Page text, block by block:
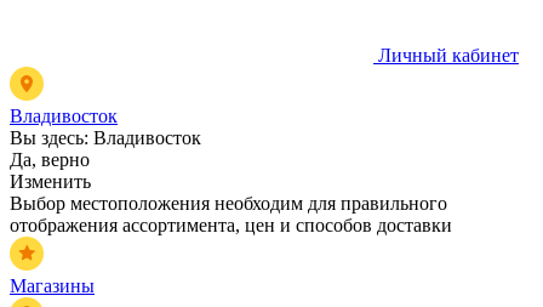
Личный кабинет
Владивосток
Вы здесь: Владивосток
Да, верно
Изменить
Выбор местоположения необходим для правильного
отображения ассортимента, цен и способов доставки
Магазины